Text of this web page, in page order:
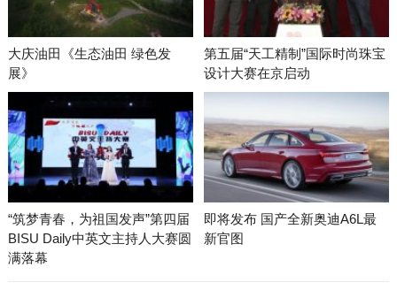
大庆油田《生态油田 绿色发
展》
第五届“天工精制”国际时尚珠宝
设计大赛在京启动
“筑梦青春，为祖国发声”第四届
BISU Daily中英文主持人大赛圆
满落幕
即将发布 国产全新奥迪A6L最
新官图